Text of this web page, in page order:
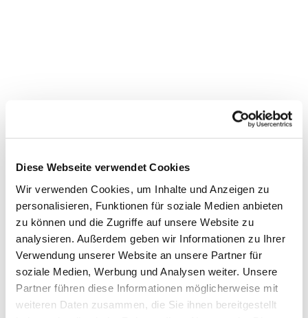
Diese Webseite verwendet Cookies
Wir verwenden Cookies, um Inhalte und Anzeigen zu
personalisieren, Funktionen für soziale Medien anbieten
zu können und die Zugriffe auf unsere Website zu
analysieren. Außerdem geben wir Informationen zu Ihrer
Verwendung unserer Website an unsere Partner für
soziale Medien, Werbung und Analysen weiter. Unsere
Partner führen diese Informationen möglicherweise mit
weiteren Daten zusammen, die Sie ihnen bereitgestellt
Dies könnte Sie auch
interessieren